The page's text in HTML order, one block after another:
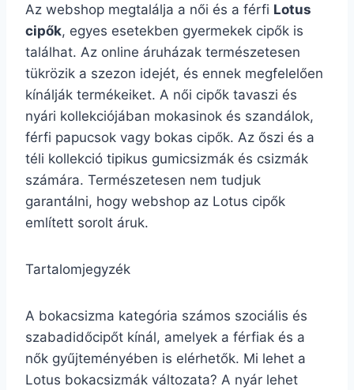
Az webshop megtalálja a női és a férfi Lotus
cipők, egyes esetekben gyermekek cipők is
találhat. Az online áruházak természetesen
tükrözik a szezon idejét, és ennek megfelelően
kínálják termékeiket. A női cipők tavaszi és
nyári kollekciójában mokasinok és szandálok,
férfi papucsok vagy bokas cipők. Az őszi és a
téli kollekció tipikus gumicsizmák és csizmák
számára. Természetesen nem tudjuk
garantálni, hogy webshop az Lotus cipők
említett sorolt áruk.
Tartalomjegyzék
A bokacsizma kategória számos szociális és
szabadidőcipőt kínál, amelyek a férfiak és a
nők gyűjteményében is elérhetők. Mi lehet a
Lotus bokacsizmák változata? A nyár lehet